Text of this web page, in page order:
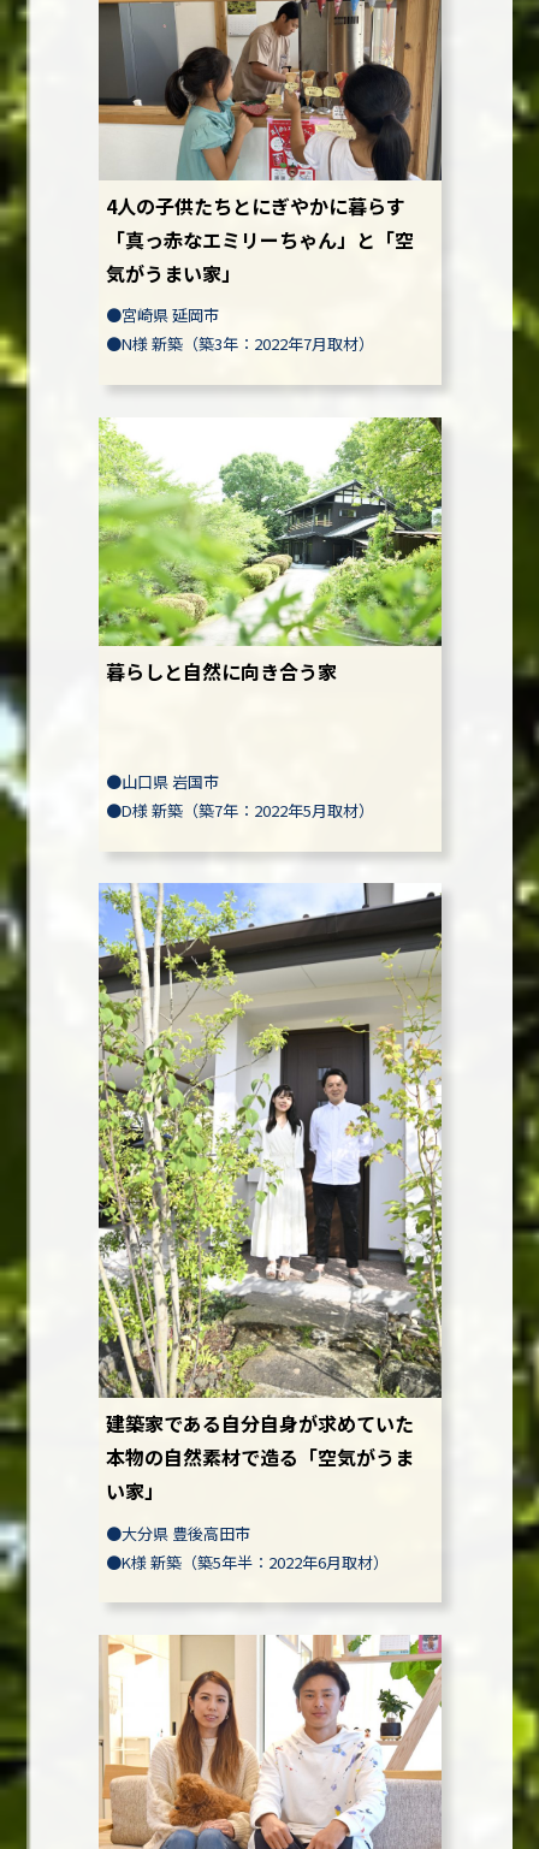
4人の子供たちとにぎやかに暮らす
「真っ赤なエミリーちゃん」と「空
気がうまい家」
●宮崎県 延岡市
●N様新築（築3年：2022年7月取材）
暮らしと自然に向き合う家
●山口県 岩国市
●D様新築（築7年：2022年5月取材）
建築家である自分自身が求めていた
本物の自然素材で造る「空気がうま
い家」
●大分県 豊後高田市
●K様新築（築5年半：2022年6月取材）